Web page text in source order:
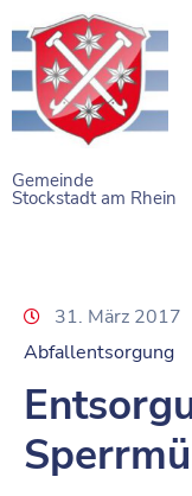
Gemeinde
Stockstadt am Rhein
STARTSEITE
BÜRGERSERVICE
NAHERHOLUNG
VEREINE
31. März 2017
Abfallentsorgung